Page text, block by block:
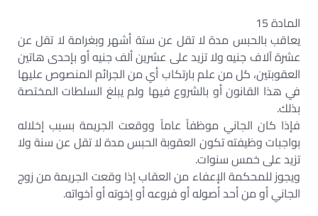
المادة 15
يعاقب بالحبس مدة لا تقل عن ستة أشهر وبغرامة لا تقل عن
عشرة آلاف جنيه ولا تزيد على عشرين ألف جنيه أو بإحدى هاتين
العقوبتين، كل من علم بارتكاب أي من الجرائم المنصوص عليها
في هذا القانون أو بالشروع فيها ولم يبلغ السلطات المختصة
بذلك.
فإذا كان الجاني موظفاً عاماً ووقعت الجريمة بسبب إخلاله
بواجبات وظيفته تكون العقوبة الحبس مدة لا تقل عن سنة ولا
تزيد على خمس سنوات.
ويجوز للمحكمة الإعفاء من العقاب إذا وقعت الجريمة من زوج
الجاني أو من أحد أصوله أو فروعه أو إخوته أو أخواته.